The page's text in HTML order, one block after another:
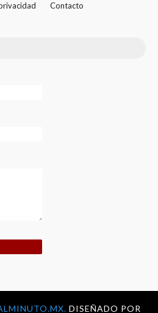
Contacto
DISEÑADO POR